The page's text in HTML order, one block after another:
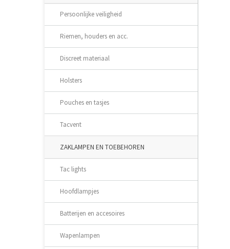
Persoonlijke veiligheid
Riemen, houders en acc.
Discreet materiaal
Holsters
Pouches en tasjes
Tacvent
ZAKLAMPEN EN TOEBEHOREN
Tac lights
Hoofdlampjes
Batterijen en accesoires
Wapenlampen